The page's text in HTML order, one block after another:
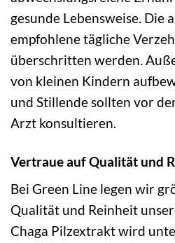
gesunde Lebensweise. Die
empfohlene tägliche
überschritten werden.
von kleinen Kindern
und Stillende sollten vor
Arzt konsultieren.
Vertraue auf Qualität und
Bei Green Line legen wir
Qualität und Reinheit
Chaga Pilzextrakt wird